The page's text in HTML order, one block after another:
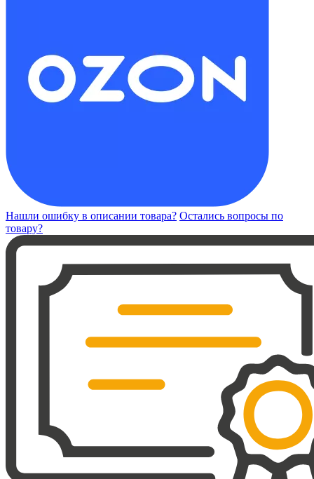
Нашли ошибку в описании товара? Остались вопросы по
товару?